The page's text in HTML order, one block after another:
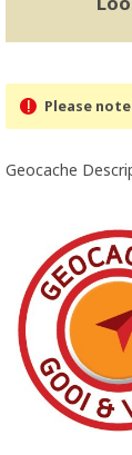
Please note
Geocache